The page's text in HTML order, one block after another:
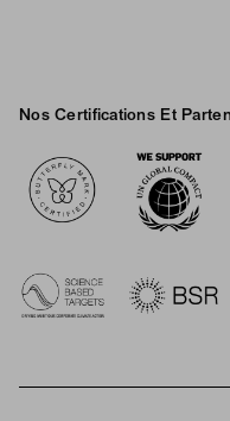
Nos Certifications Et